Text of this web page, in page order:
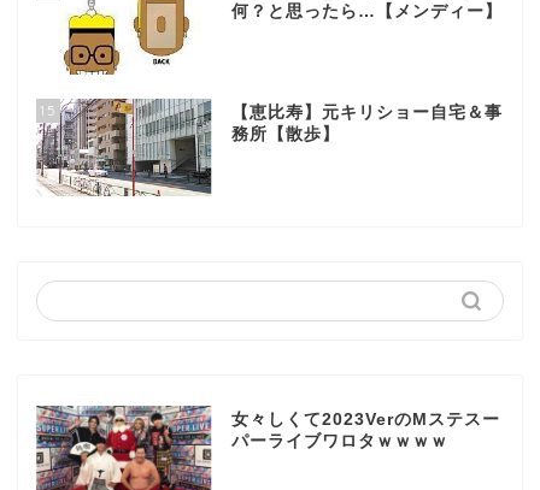
何？と思ったら…【メンディー】
15
【恵比寿】元キリショー自宅＆事
務所【散歩】
女々しくて2023VerのMステスー
パーライブワロタｗｗｗｗ